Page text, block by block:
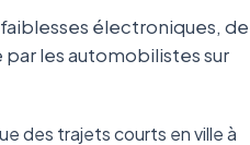
électroniques, de
les automobilistes sur
des trajets courts en ville à